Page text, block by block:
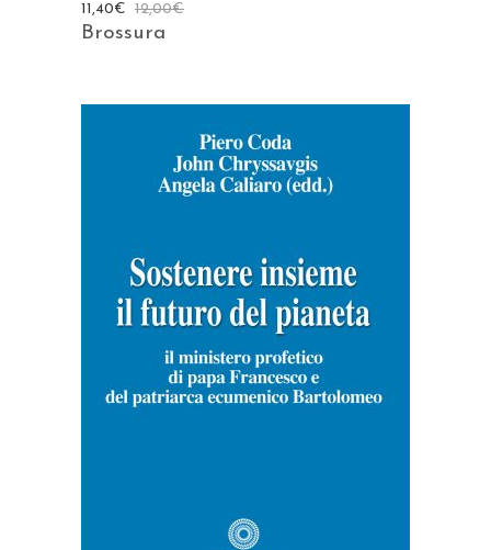
12,00€
11,40€
Brossura
AGGIUNGI AL CARRELLO